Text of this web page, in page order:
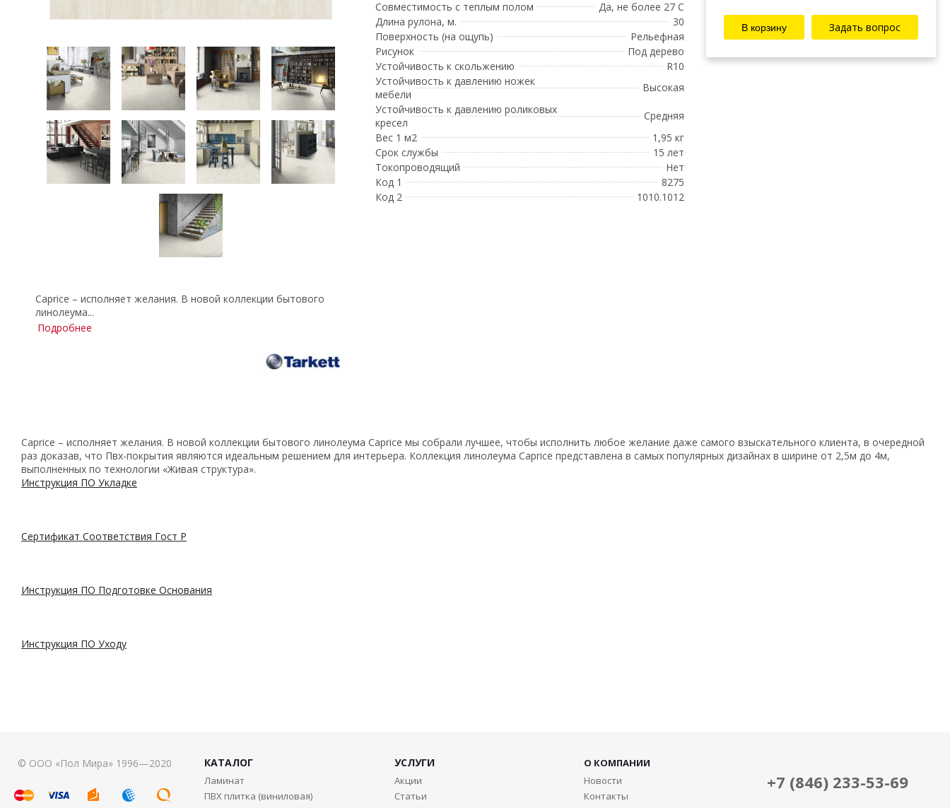
Caprice – исполняет желания. В новой коллекции бытового
линолеума...
Подробнее
Совместимость с теплым полом
Да, не более 27 С
Длина рулона, м.
30
Поверхность (на ощупь)
Рельефная
Рисунок
Под дерево
Устойчивость к скольжению
R10
Устойчивость к давлению ножек
мебели
Высокая
Устойчивость к давлению роликовых
кресел
Средняя
Вес 1 м2
1,95 кг
Срок службы
15 лет
Токопроводящий
Нет
Код 1
8275
Код 2
1010.1012
Задать вопрос
Caprice – исполняет желания. В новой коллекции бытового линолеума Caprice мы собрали лучшее, чтобы исполнить любое желание даже самого взыскательного клиента, в очередной
раз доказав, что Пвх-покрытия являются идеальным решением для интерьера. Коллекция линолеума Caprice представлена в самых популярных дизайнах в ширине от 2,5м до 4м,
выполненных по технологии «Живая структура».
Инструкция ПО Укладке
Сертификат Соответствия Гост Р
Инструкция ПО Подготовке Основания
Инструкция ПО Уходу
© ООО «Пол Мира» 1996—2020 КАТАЛОГ
Ламинат
ПВХ плитка (виниловая)
УСЛУГИ
Акции
Статьи
О КОМПАНИИ
Новости
Контакты
+7 (846) 233-53-69